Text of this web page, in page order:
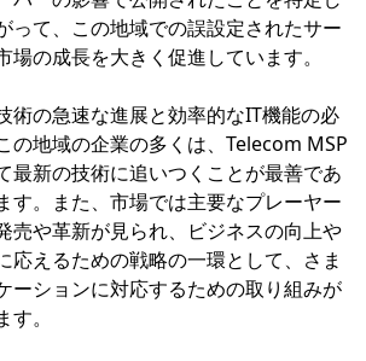
って、この地域での誤設定されたサー
場の成長を大きく促進しています。
術の急速な進展と効率的なIT機能の必
の地域の企業の多くは、Telecom MSP
最新の技術に追いつくことが最善であ
す。また、市場では主要なプレーヤー
売や革新が見られ、ビジネスの向上や
応えるための戦略の一環として、さま
ーションに対応するための取り組みが
。